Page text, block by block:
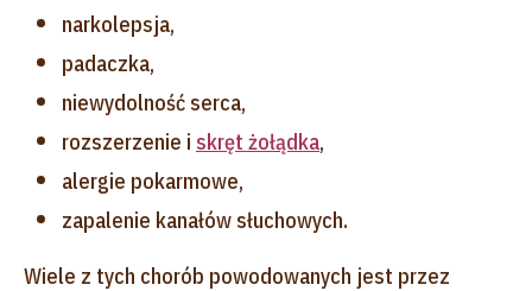
narkolepsja,
padaczka,
niewydolność serca,
rozszerzenie i skręt żołądka,
alergie pokarmowe,
zapalenie kanałów słuchowych.
Wiele z tych chorób powodowanych jest przez